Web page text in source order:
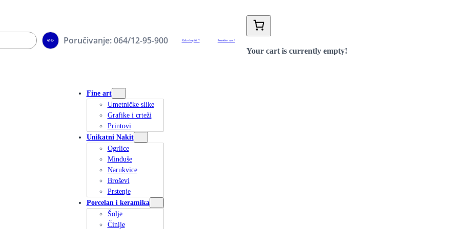
👀 Poručivanje: 064/12-95-900 Kako kupiti ? Posetite nas !
Your cart is currently empty!
Fine art
Umetničke slike
Grafike i crteži
Printovi
Unikatni Nakit
Ogrlice
Minđuše
Narukvice
Broševi
Prstenje
Porcelan i keramika
Šolje
Činije